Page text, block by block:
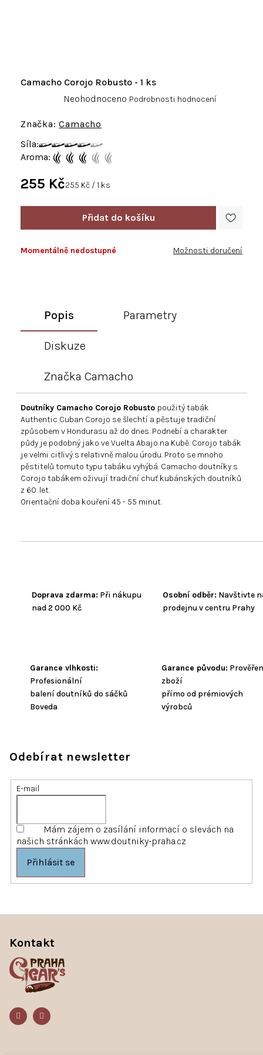
255 KčMěrná
255 Kč / 1 ks
Momentálně nedostupné Možnosti doručení
Camacho Corojo Robusto - 1 ks
Camacho
Průměrné
produktu
0,0
z
hvězdiček.
Neohodnoceno Podrobnosti hodnocení
Aroma:
Síla:
Doprava zdarma: Při nákupu
nad 2 000 Kč
Osobní odběr: Navštivte
prodejnu v centru Prahy
Garance vlhkosti:
Profesionální
balení doutníků do sáčků
Boveda
Garance původu:
zboží
přímo od prémiových
výrobců
Popis Parametry
Diskuze
Značka Camacho
Doutníky Camacho Corojo Robusto použitý tabák
Authentic Cuban Corojo se šlechtí a pěstuje tradiční
způsobem v Hondurasu až do dnes. Podnebí a charakter
půdy je podobný jako ve Vuelta Abajo na Kubě. Corojo tabák
je velmi citlivý s relativně malou úrodu. Proto se mnoho
pěstitelů tomuto typu tabáku vyhýbá. Camacho doutníky s
Corojo tabákem oživují tradiční chuť kubánských doutníků
z 60. let.
Orientační doba kouření 45 - 55 minut.
Odebírat newsletter
E-mail
Mám zájem o zasílání informací o slevách na
našich stránkách www.doutniky-praha.cz
Přihlásit se
Kontakt